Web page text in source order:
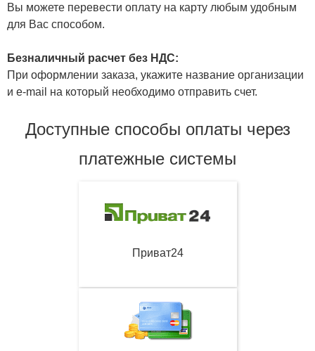
Вы можете перевести оплату на карту любым удобным
для Вас способом.
Безналичный расчет без НДС:
При оформлении заказа, укажите название организации
и e-mail на который необходимо отправить счет.
Доступные способы оплаты через
платежные системы
Приват24